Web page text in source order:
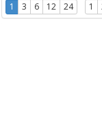
1 3 6 12 24 1